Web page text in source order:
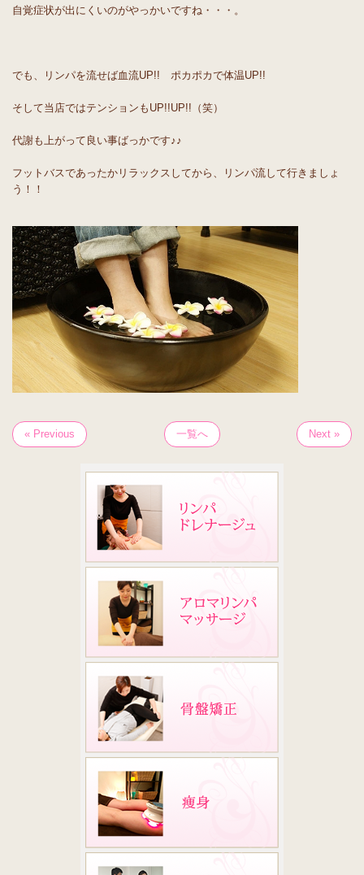
自覚症状が出にくいのがやっかいですね・・・。
でも、リンパを流せば血流UP!! ポカポカで体温UP!!
そして当店ではテンションもUP!!UP!!（笑）
代謝も上がって良い事ばっかです♪♪
フットバスであったかリラックスしてから、リンパ流して行きましょ
う！！
« Previous 一覧へ Next »